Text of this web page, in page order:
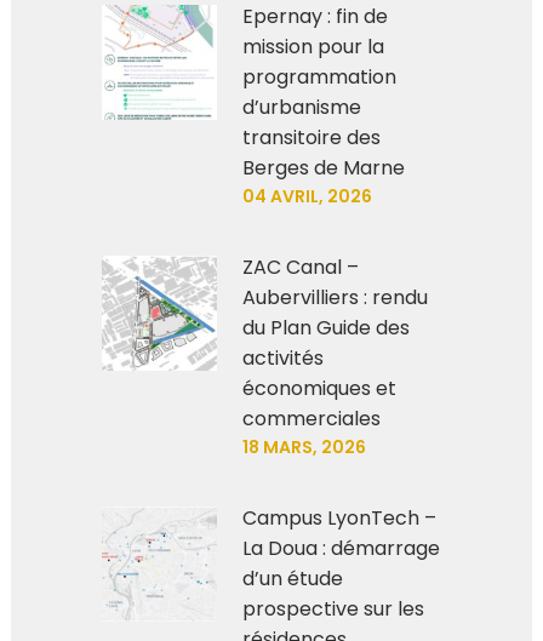
Epernay : fin de
mission pour la
programmation
d’urbanisme
transitoire des
Berges de Marne
04 AVRIL, 2026
ZAC Canal –
Aubervilliers : rendu
du Plan Guide des
activités
économiques et
commerciales
18 MARS, 2026
Campus LyonTech –
La Doua : démarrage
d’un étude
prospective sur les